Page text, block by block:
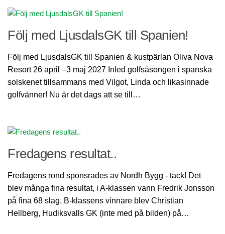
Lokala regler
Sponsorer
Puttinggreen
Rangebollar
18 hålsbanan
Golfbilar
Klubbinfo
Förslag – frågor
GDPR
Följ med LjusdalsGK till Spanien!
Följ med LjusdalsGK till Spanien & kustpärlan Oliva Nova
Resort 26 april –3 maj 2027 Inled golfsäsongen i spanska
solskenet tillsammans med Vilgot, Linda och likasinnade
golfvänner! Nu är det dags att se till…
Fredagens resultat..
Fredagens rond sponsrades av Nordh Bygg - tack! Det
blev många fina resultat, i A-klassen vann Fredrik Jonsson
på fina 68 slag, B-klassens vinnare blev Christian
Hellberg, Hudiksvalls GK (inte med på bilden) på…